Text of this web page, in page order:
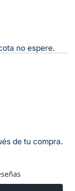
no espere.
de tu compra.